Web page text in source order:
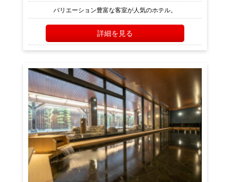
バリエーション豊富な客室が人気のホテル。
詳細を見る